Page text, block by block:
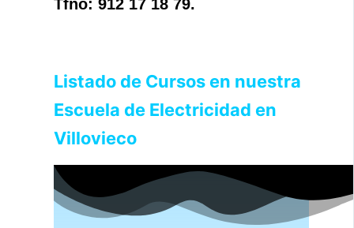
Tfno: 912 17 18 79.
Listado de Cursos en nuestra
Escuela de Electricidad en
Villovieco